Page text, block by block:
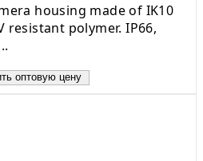
housing made of IK10
resistant polymer. IP66,
оптовую цену